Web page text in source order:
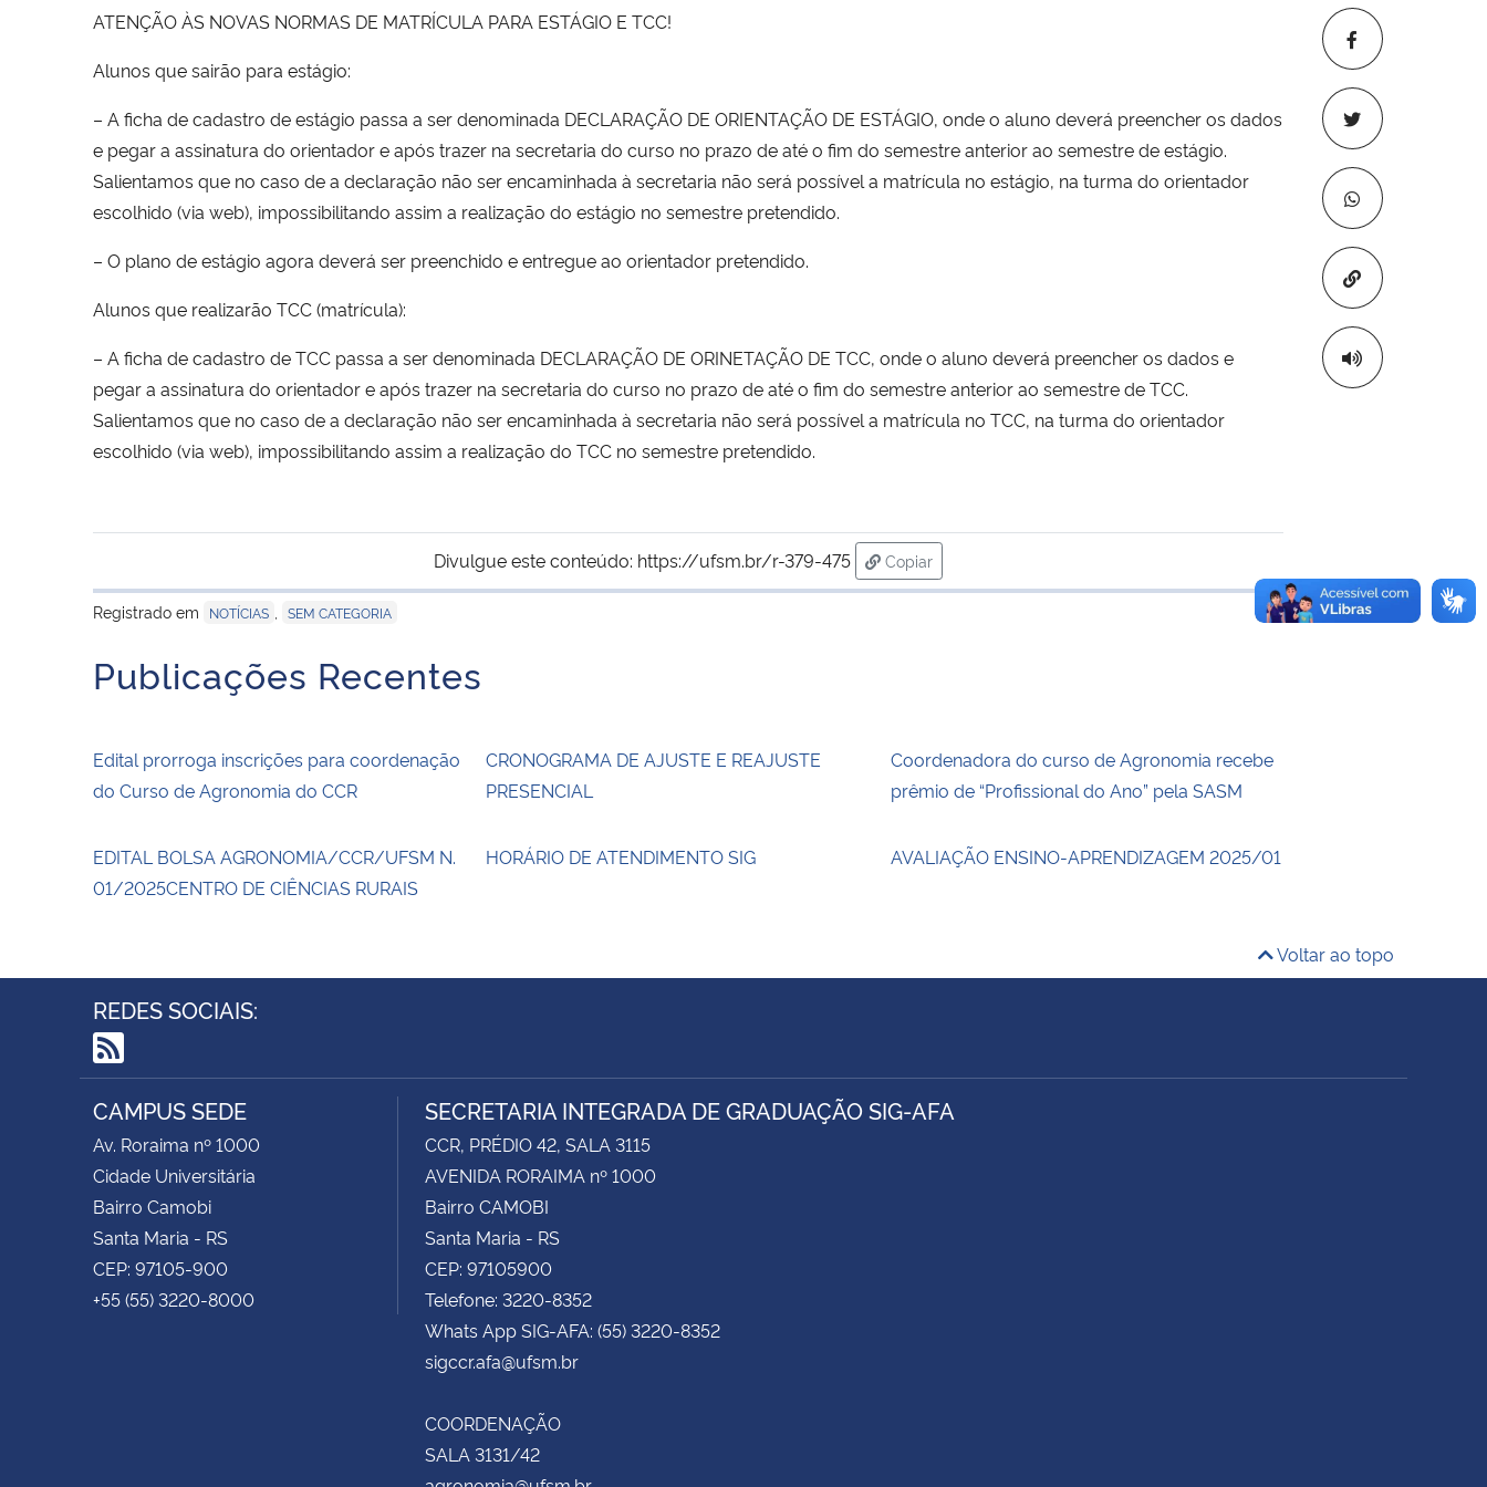
Copiar para
ATENÇÃO ÀS NOVAS NORMAS DE MATRÍCULA PARA ESTÁGIO E TCC!
Alunos que sairão para estágio:
– A ficha de cadastro de estágio passa a ser denominada DECLARAÇÃO DE ORIENTAÇÃO DE ESTÁGIO, onde o aluno deverá preencher os dados
e pegar a assinatura do orientador e após trazer na secretaria do curso no prazo de até o fim do semestre anterior ao semestre de estágio.
Salientamos que no caso de a declaração não ser encaminhada à secretaria não será possível a matrícula no estágio, na turma do orientador
escolhido (via web), impossibilitando assim a realização do estágio no semestre pretendido.
– O plano de estágio agora deverá ser preenchido e entregue ao orientador pretendido.
Alunos que realizarão TCC (matrícula):
– A ficha de cadastro de TCC passa a ser denominada DECLARAÇÃO DE ORINETAÇÃO DE TCC, onde o aluno deverá preencher os dados e
pegar a assinatura do orientador e após trazer na secretaria do curso no prazo de até o fim do semestre anterior ao semestre de TCC.
Salientamos que no caso de a declaração não ser encaminhada à secretaria não será possível a matrícula no TCC, na turma do orientador
escolhido (via web), impossibilitando assim a realização do TCC no semestre pretendido.
Divulgue este conteúdo: https://ufsm.br/r-379-475
Copiar
para área de transferência
Registrado em
NOTÍCIAS SEM CATEGORIA
Publicações Recentes
Edital prorroga inscrições para coordenação
do Curso de Agronomia do CCR
CRONOGRAMA DE AJUSTE E REAJUSTE
PRESENCIAL
Coordenadora do curso de Agronomia recebe
prêmio de “Profissional do Ano” pela SASM
EDITAL BOLSA AGRONOMIA/CCR/UFSM N.
01/2025CENTRO DE CIÊNCIAS RURAIS
HORÁRIO DE ATENDIMENTO SIG AVALIAÇÃO ENSINO-APRENDIZAGEM 2025/01
Voltar ao topo
REDES SOCIAIS:
RSS
CAMPUS SEDE
Av. Roraima nº 1000
Cidade Universitária
Bairro Camobi
Santa Maria - RS
CEP: 97105-900
+55 (55) 3220-8000
SECRETARIA INTEGRADA DE GRADUAÇÃO SIG-AFA
CCR, PRÉDIO 42, SALA 3115
AVENIDA RORAIMA nº 1000
Bairro CAMOBI
Santa Maria - RS
CEP: 97105900
Telefone: 3220-8352
Whats App SIG-AFA: (55) 3220-8352
sigccr.afa@ufsm.br
COORDENAÇÃO
SALA 3131/42